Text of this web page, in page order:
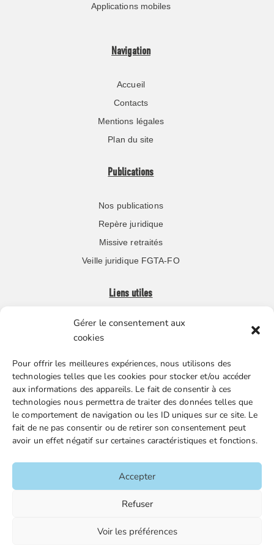
Gérer le consentement aux
cookies
Pour offrir les meilleures expériences, nous utilisons des
technologies telles que les cookies pour stocker et/ou accéder
aux informations des appareils. Le fait de consentir à ces
technologies nous permettra de traiter des données telles que
le comportement de navigation ou les ID uniques sur ce site. Le
fait de ne pas consentir ou de retirer son consentement peut
avoir un effet négatif sur certaines caractéristiques et fonctions.
Accepter
Refuser
Voir les préférences
Applications mobiles
Navigation
Accueil
Contacts
Mentions légales
Plan du site
Publications
Nos publications
Repère juridique
Missive retraités
Veille juridique FGTA-FO
Liens utiles
Boutique en ligne
Espace Presse
Nos partenaires
Gestion des cookies
FGTA-FO / 15 avenue Victor Hugo – 92170 Vanves / 01 86
Accueil
Contacts
Mentions légales